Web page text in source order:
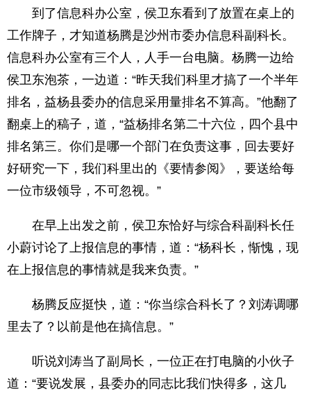
到了信息科办公室，侯卫东看到了放置在桌上的
工作牌子，才知道杨腾是沙州市委办信息科副科长。
信息科办公室有三个人，人手一台电脑。杨腾一边给
侯卫东泡茶，一边道：“昨天我们科里才搞了一个半年
排名，益杨县委办的信息采用量排名不算高。”他翻了
翻桌上的稿子，道，“益杨排名第二十六位，四个县中
排名第三。你们是哪一个部门在负责这事，回去要好
好研究一下，我们科里出的《要情参阅》，要送给每
一位市级领导，不可忽视。”
在早上出发之前，侯卫东恰好与综合科副科长任
小蔚讨论了上报信息的事情，道：“杨科长，惭愧，现
在上报信息的事情就是我来负责。”
杨腾反应挺快，道：“你当综合科长了？刘涛调哪
里去了？以前是他在搞信息。”
听说刘涛当了副局长，一位正在打电脑的小伙子
道：“要说发展，县委办的同志比我们快得多，这几